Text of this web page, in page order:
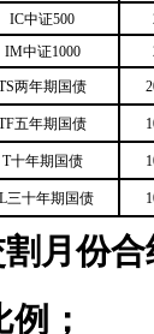
IC中证500
IM中证1000
两年期国债
五年期国债
T十年期国债
三十年期国债
月份
；